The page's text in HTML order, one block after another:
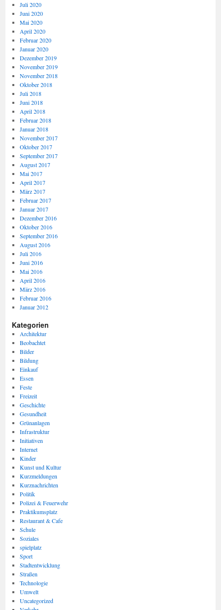
Juli 2020
Juni 2020
Mai 2020
April 2020
Februar 2020
Januar 2020
Dezember 2019
November 2019
November 2018
Oktober 2018
Juli 2018
Juni 2018
April 2018
Februar 2018
Januar 2018
November 2017
Oktober 2017
September 2017
August 2017
Mai 2017
April 2017
März 2017
Februar 2017
Januar 2017
Dezember 2016
Oktober 2016
September 2016
August 2016
Juli 2016
Juni 2016
Mai 2016
April 2016
März 2016
Februar 2016
Januar 2012
Kategorien
Architektur
Beobachtet
Bilder
Bildung
Einkauf
Essen
Feste
Freizeit
Geschichte
Gesundheit
Grünanlagen
Infrastruktur
Initiativen
Internet
Kinder
Kunst und Kultur
Kurzmeldungen
Kurznachrichten
Politik
Polizei & Feuerwehr
Praktikumsplatz
Restaurant & Cafe
Schule
Soziales
spielplatz
Sport
Stadtentwicklung
Straßen
Technologie
Umwelt
Uncategorized